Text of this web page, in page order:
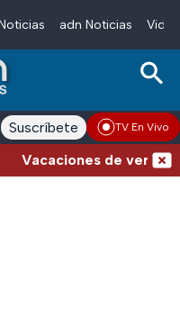
adn Noticias
adn Noticias Radio
Suscríbete TV En Vivo
Vacaciones de verano